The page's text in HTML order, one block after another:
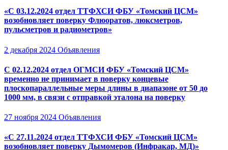
«С 03.12.2024 отдел ТТФХСИ ФБУ «Томский ЦСМ»
возобновляет поверку Флюоратов, люксметров,
пульсметров и радиометров»
2 декабря 2024 Объявления
С 02.12.2024 отдел ОГМСИ ФБУ «Томский ЦСМ»
временно не принимает в поверку концевые
плоскопараллельные меры длины в диапазоне от 50 до
1000 мм, в связи с отправкой эталона на поверку
27 ноября 2024 Объявления
«С 27.11.2024 отдел ТТФХСИ ФБУ «Томский ЦСМ»
возобновляет поверку Дымомеров (Инфракар, МД)»